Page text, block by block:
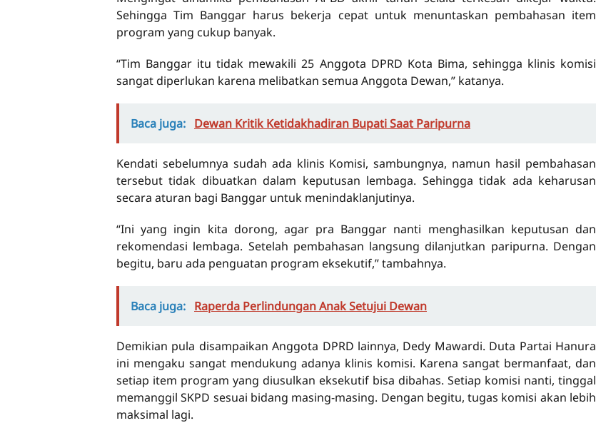
Sehingga Tim Banggar harus bekerja cepat untuk menuntaskan pembahasan item
program yang cukup banyak.
“Tim Banggar itu tidak mewakili 25 Anggota DPRD Kota Bima, sehingga klinis komisi
sangat diperlukan karena melibatkan semua Anggota Dewan,” katanya.
Baca juga: Dewan Kritik Ketidakhadiran Bupati Saat Paripurna
Kendati sebelumnya sudah ada klinis Komisi, sambungnya, namun hasil pembahasan
tersebut tidak dibuatkan dalam keputusan lembaga. Sehingga tidak ada keharusan
secara aturan bagi Banggar untuk menindaklanjutinya.
“Ini yang ingin kita dorong, agar pra Banggar nanti menghasilkan keputusan dan
rekomendasi lembaga. Setelah pembahasan langsung dilanjutkan paripurna. Dengan
begitu, baru ada penguatan program eksekutif,” tambahnya.
Baca juga: Raperda Perlindungan Anak Setujui Dewan
Demikian pula disampaikan Anggota DPRD lainnya, Dedy Mawardi. Duta Partai Hanura
ini mengaku sangat mendukung adanya klinis komisi. Karena sangat bermanfaat, dan
setiap item program yang diusulkan eksekutif bisa dibahas. Setiap komisi nanti, tinggal
memanggil SKPD sesuai bidang masing-masing. Dengan begitu, tugas komisi akan lebih
maksimal lagi.